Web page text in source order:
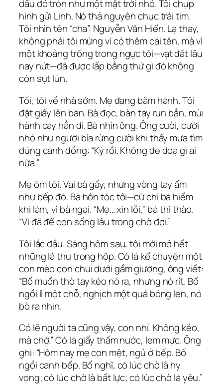
dấu đỏ tròn như một mặt trời nhỏ. Tôi chụp
hình gửi Linh. Nó thả nguyên chục trái tim.
Tôi nhìn tên “cha”: Nguyễn Văn Hiển. Lạ thay,
không phải tôi mừng vì có thêm cái tên, mà vì
một khoảng trống trong ngực tôi—vạt đất lâu
nay nứt—đã được lấp bằng thứ gì đó không
còn sụt lún.
Tối, tôi về nhà sớm. Mẹ đang băm hành. Tôi
đặt giấy lên bàn. Bà đọc, bàn tay run bắn, mùi
hành cay hẳn đi. Bà nhìn ông. Ông cười, cười
nhỏ như người bìa rừng cười khi thấy mưa tìm
đúng cánh đồng: “Ký rồi. Không đe doạ gì ai
nữa.”
Mẹ ôm tôi. Vai bà gầy, nhưng vòng tay ấm
như bếp đỏ. Bà hôn tóc tôi—cử chỉ bà hiếm
khi làm, vì bà ngại. “Mẹ… xin lỗi,” bà thì thào.
“Vì đã để con sống lâu trong chờ đợi.”
Tôi lắc đầu. Sáng hôm sau, tôi mới mở hết
những lá thư trong hộp. Có lá kể chuyện một
con mèo con chui dưới gầm giường, ông viết:
“Bố muốn thò tay kéo nó ra, nhưng nó rít. Bố
ngồi lì một chỗ, nghịch một quả bóng len, nó
bò ra nhìn.
Có lẽ người ta cũng vậy, con nhỉ. Không kéo,
mà chờ.” Có lá giấy thấm nước, lem mực. Ông
ghi: “Hôm nay mẹ con mệt, ngủ ở bếp. Bố
ngồi canh bếp. Bố nghĩ, có lúc chờ là hy
vọng; có lúc chờ là bất lực; có lúc chờ là yêu.”